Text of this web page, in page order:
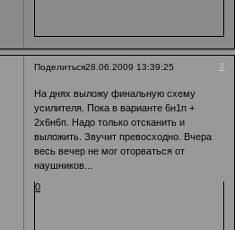
Поделиться 3
28.06.2009 13:39:25
На днях выложу финальную схему
усилителя. Пока в варианте 6н1п +
2х6н6п. Надо только отсканить и
выложить. Звучит превосходно. Вчера
весь вечер не мог оторваться от
наушников...
0